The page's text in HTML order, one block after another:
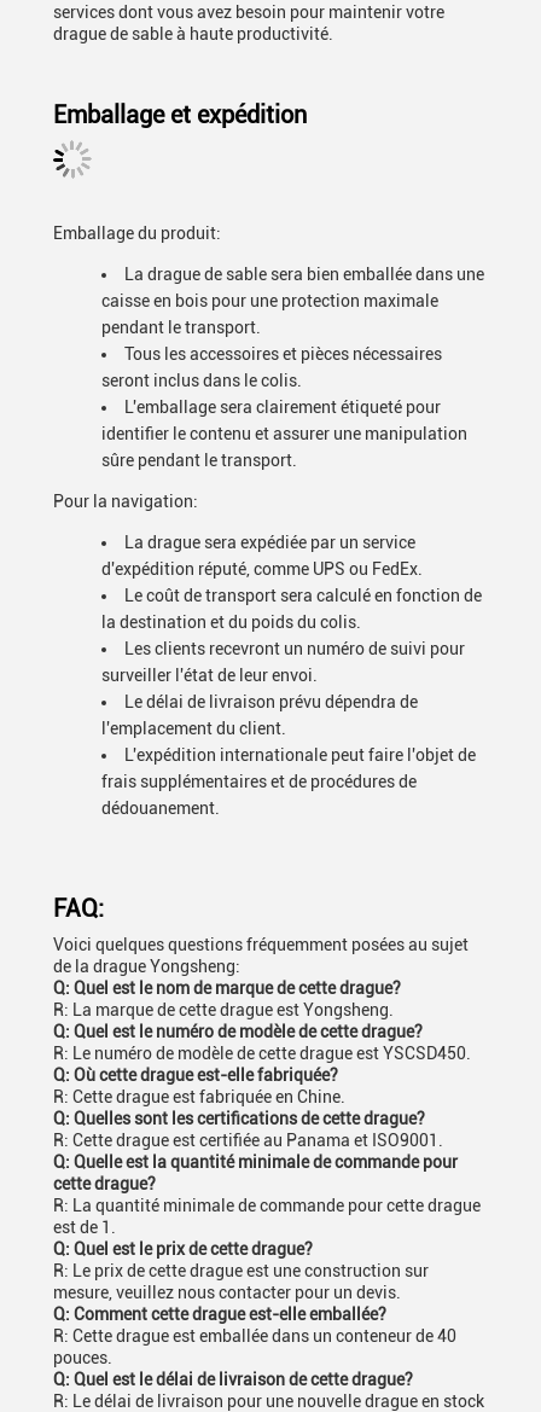
services dont vous avez besoin pour maintenir votre
drague de sable à haute productivité.
Emballage et expédition
Emballage du produit:
La drague de sable sera bien emballée dans une
caisse en bois pour une protection maximale
pendant le transport.
Tous les accessoires et pièces nécessaires
seront inclus dans le colis.
L'emballage sera clairement étiqueté pour
identifier le contenu et assurer une manipulation
sûre pendant le transport.
Pour la navigation:
La drague sera expédiée par un service
d'expédition réputé, comme UPS ou FedEx.
Le coût de transport sera calculé en fonction de
la destination et du poids du colis.
Les clients recevront un numéro de suivi pour
surveiller l'état de leur envoi.
Le délai de livraison prévu dépendra de
l'emplacement du client.
L'expédition internationale peut faire l'objet de
frais supplémentaires et de procédures de
dédouanement.
FAQ:
Voici quelques questions fréquemment posées au sujet
de la drague Yongsheng:
Q: Quel est le nom de marque de cette drague?
R: La marque de cette drague est Yongsheng.
Q: Quel est le numéro de modèle de cette drague?
R: Le numéro de modèle de cette drague est YSCSD450.
Q: Où cette drague est-elle fabriquée?
R: Cette drague est fabriquée en Chine.
Q: Quelles sont les certifications de cette drague?
R: Cette drague est certifiée au Panama et ISO9001.
Q: Quelle est la quantité minimale de commande pour
cette drague?
R: La quantité minimale de commande pour cette drague
est de 1.
Q: Quel est le prix de cette drague?
R: Le prix de cette drague est une construction sur
mesure, veuillez nous contacter pour un devis.
Q: Comment cette drague est-elle emballée?
R: Cette drague est emballée dans un conteneur de 40
pouces.
Q: Quel est le délai de livraison de cette drague?
R: Le délai de livraison pour une nouvelle drague en stock